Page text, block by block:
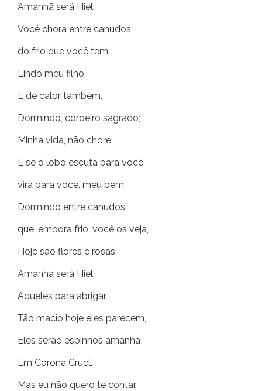
Amanhã será Hiel.
Você chora entre canudos,
do frio que você tem,
Lindo meu filho,
E de calor também.
Dormindo, cordeiro sagrado;
Minha vida, não chore;
E se o lobo escuta para você,
virá para você, meu bem.
Dormindo entre canudos
que, embora frio, você os veja,
Hoje são flores e rosas,
Amanhã será Hiel.
Aqueles para abrigar
Tão macio hoje eles parecem,
Eles serão espinhos amanhã
Em Corona Crüel.
Mas eu não quero te contar,